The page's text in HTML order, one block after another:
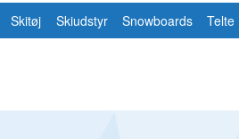
Skitøj Skiudstyr Snowboards Telte